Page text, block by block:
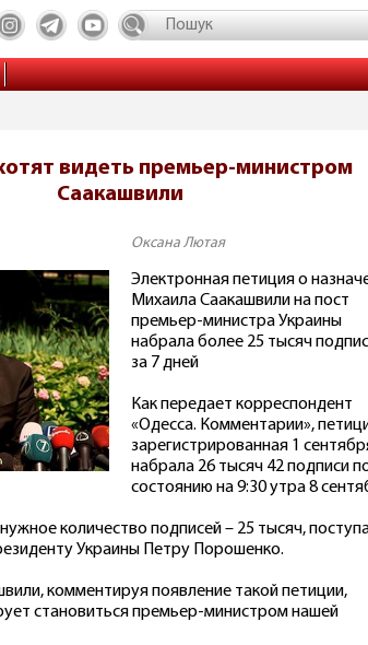
видеть премьер-министром
Саакашвили
Оксана Лютая
Электронная петиция о
Михаила Саакашвили на пост
премьер-министра Украины
набрала более 25 тысяч
за 7 дней
Как передает корреспондент
«Одесса. Комментарии»,
зарегистрированная 1
набрала 26 тысяч 42 подписи
состоянию на 9:30 утра 8
количество подписей – 25 тысяч,
Украины Петру Порошенко.
комментируя появление такой петиции,
становиться премьер-министром нашей